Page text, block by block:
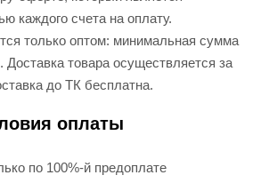
каждого счета на оплату.
только оптом: минимальная сумма
Доставка товара осуществляется за
до ТК бесплатна.
оплаты
по 100%-й предоплате